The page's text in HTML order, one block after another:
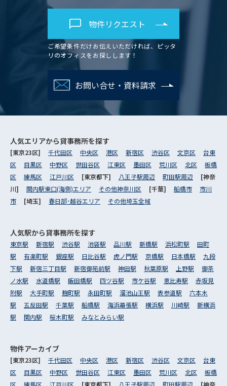
物件リクエスト
ご希望条件だけお伝えいただければ、ピッタ
リのオフィスをお探しします！
お問い合せ・資料請求
人気エリアから貸事務所を探す
[東京23区] 千代田区 中央区 港区 新宿区 渋谷区 文京区
台東
区
目黒区 中野区 世田谷区 江東区 墨田区 荒川区 北区
板橋
区
練馬区 江戸川区 [東京都下] 八王子駅周辺 町田駅周辺
[神奈
川] 関内駅東口(海側)エリア その他神奈川区 [千葉] 船橋市
市川
市
[埼玉] 春日部･越谷エリア その他埼玉全域
人気駅から貸事務所を探す
東京駅 新宿駅 渋谷駅 池袋駅 品川駅 新橋駅 浜松町駅
田町
駅
有楽町駅 銀座駅 日比谷駅 虎ノ門駅 京橋駅 日本橋駅
九段
下駅
新宿三丁目駅 新宿御苑前駅 神田駅 秋葉原駅 上野駅
御茶
ノ水駅
水道橋駅 飯田橋駅 四ツ谷駅 市ケ谷駅 恵比寿駅
赤坂見
附駅
大手町駅 麹町駅 永田町駅 溜池山王駅 表参道駅
六本木
駅
五反田駅 千葉駅 船橋駅 海浜幕張駅 横浜駅 川崎駅
新横浜
駅
関内駅 桜木町駅 みなとみらい駅
物件アーカイブ
[東京23区] 千代田区 中央区 港区 新宿区 渋谷区 文京区
台東
区
目黒区 中野区 世田谷区 江東区 墨田区 荒川区 北区
板橋
区
練馬区 江戸川区 [東京都下] 八王子駅周辺 町田駅周辺 [神奈